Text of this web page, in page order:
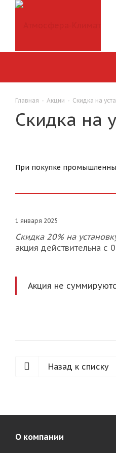
Главная - Акции - Скидка на
Скидка на
При покупке
1 января 2025
Скидка 20% на
акция действительна с
Акция не
Назад к списку
О компании